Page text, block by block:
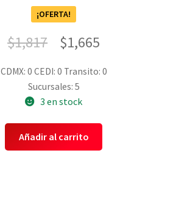
¡OFERTA!
$1,817 $1,665
CDMX: 0 CEDI: 0 Transito: 0
Sucursales: 5
3 en stock
Añadir al carrito